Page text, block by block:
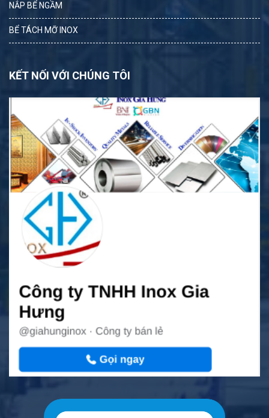
NẮP BỂ NGẦM
BỂ TÁCH MỠ INOX
KẾT NỐI VỚI CHÚNG TÔI